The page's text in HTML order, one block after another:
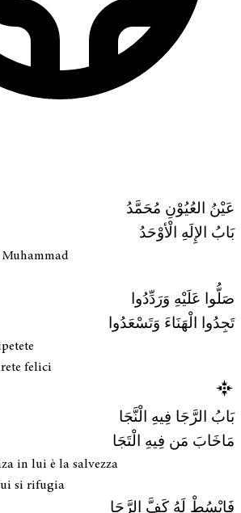
عَيْنُ العُيُوْنِ مُحَمَّدُ
بَابُ الإِلَهِ الْأوْحَدُ
صَلُّوا عَلَيْهِ وَرَدِّدُوا
تَجِدُوا الْهَنَاءَ وَتَسْعَدُوا
felici
بَابُ الرَّجَا فِيهِ الْنَّجَا
مَاخَابَ مَن فِيهِ الْتَجَا
in lui è la salvezza
si rifugia
فَابْسُطْ لَهُ كَفَّ الرَّجَا